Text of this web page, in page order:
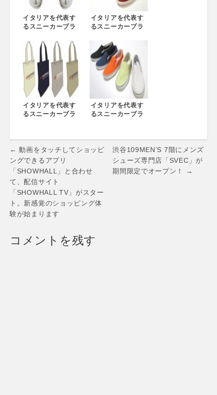
イタリアを代表す
るスニーカーブラ
復刻スニーカーが
登場！
イタリアを代表す
るスニーカーブラ
メッシュ素材のス
リッポンが新登
場！
イタリアを代表す
るスニーカーブラ
レゼントキャンペ
ーン開催！
イタリアを代表す
るスニーカーブラ
ッポンが登場！
Post
navigation
← 動画をタッチしてショッピ
ングできるアプリ
「SHOWHALL」と合わせ
て、配信サイト
「SHOWHALL TV」がスター
ト。新感覚のショッピング体
験が始まります
渋谷109MEN’S 7階にメンズ
シューズ専門店「SVEC」が
期間限定でオープン！ →
コメントを残す